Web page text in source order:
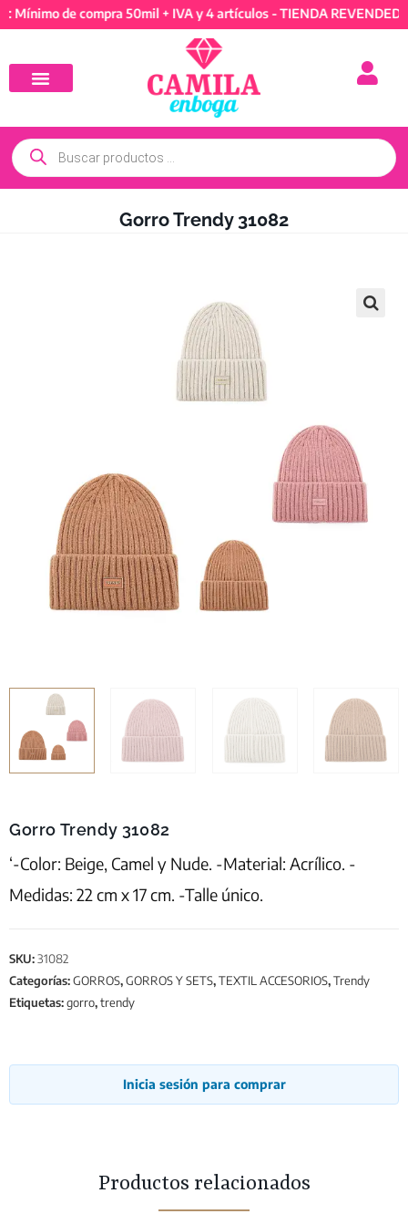
de compra 50mil + IVA y 4 artículos - TIENDA
Gorro Trendy 31082
Gorro Trendy 31082
‘-Color: Beige, Camel y Nude. -Material: Acrílico. -
Medidas: 22 cm x 17 cm. -Talle único.
SKU:31082
Categorías:GORROS,GORROS Y SETS,TEXTIL ACCESORIOS,Trendy
Etiquetas:gorro,trendy
Inicia sesión para comprar
Productos relacionados